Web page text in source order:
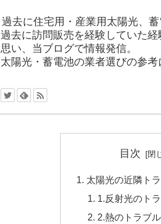
過去に住宅用・産業用太陽光、蓄
過去に訪問販売を経験していた
思い、当ブログで情報発信。
太陽光・蓄電池の業者選びの参考
目次
太陽光の近隣ト
1.反射光のト
2.熱のトラブル